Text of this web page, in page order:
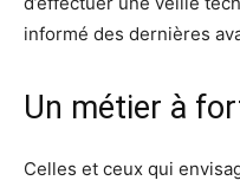
informé des dernières
Un métier à
Celles et ceux qui